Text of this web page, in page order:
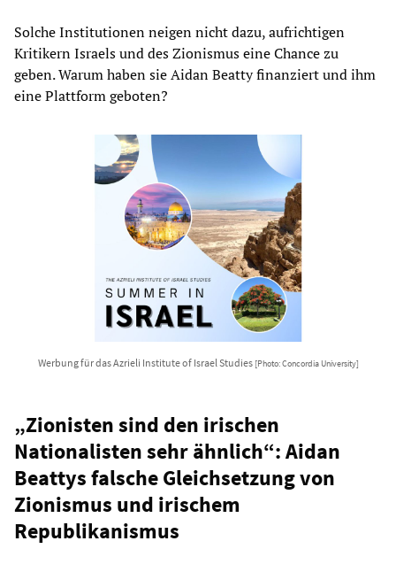
Solche Institutionen neigen nicht dazu, aufrichtigen
Kritikern Israels und des Zionismus eine Chance zu
geben. Warum haben sie Aidan Beatty finanziert und ihm
eine Plattform geboten?
Werbung für das Azrieli Institute of Israel Studies [Photo: Concordia University]
„Zionisten sind den irischen
Nationalisten sehr ähnlich“: Aidan
Beattys falsche Gleichsetzung von
Zionismus und irischem
Republikanismus